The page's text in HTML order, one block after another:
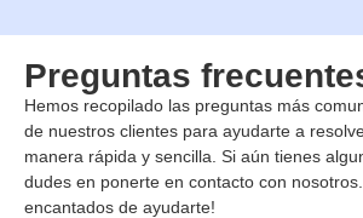
Preguntas
Hemos recopilado las preguntas más
de nuestros clientes para ayudarte a
manera rápida y sencilla. Si aún tienes
dudes en ponerte en contacto con
encantados de ayudarte!